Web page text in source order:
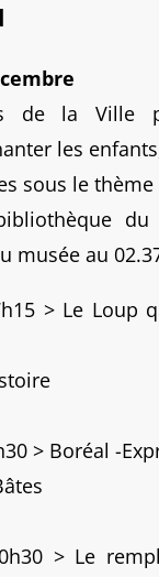
de la Ville
les
sous le
du
musée au
> Le Loup
> Boréal -
> Le